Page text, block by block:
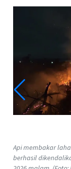
Api membakar
berhasil